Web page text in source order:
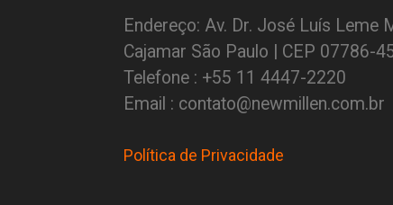
Endereço: Av. Dr. José Luís Leme
Cajamar São Paulo | CEP 07786-
Telefone : +55 11 4447-2220
Email : contato@newmillen.com.br
Política de Privacidade